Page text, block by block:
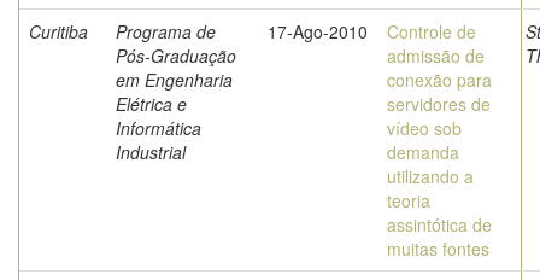
Curitiba
Programa de
Pós-Graduação
em Engenharia
Elétrica e
Informática
Industrial
17-Ago-2010
Controle de
admissão de
conexão para
servidores de
vídeo sob
demanda
utilizando a
teoria
assintótica de
muitas fontes